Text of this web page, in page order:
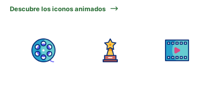
Descubre los iconos animados